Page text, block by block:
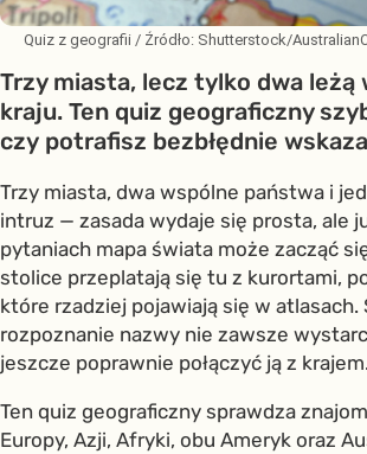
Quiz z geografii / Źródło: Shutterstock/
Trzy miasta, lecz tylko dwa leżą
kraju. Ten quiz geograficzny
czy potrafisz bezbłędnie
Trzy miasta, dwa wspólne państwa i
intruz — zasada wydaje się prosta, ale
pytaniach mapa świata może zacząć
stolice przeplatają się tu z kurortami,
które rzadziej pojawiają się w atlasach.
rozpoznanie nazwy nie zawsze
jeszcze poprawnie połączyć ją z
Ten quiz geograficzny sprawdza
Europy, Azji, Afryki, obu Ameryk oraz